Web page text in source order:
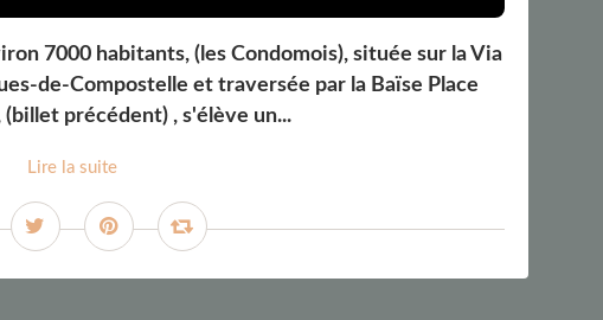
7000 habitants, (les Condomois), située sur la Via
de-Compostelle et traversée par la Baïse Place
précédent) , s'élève un...
Lire la suite